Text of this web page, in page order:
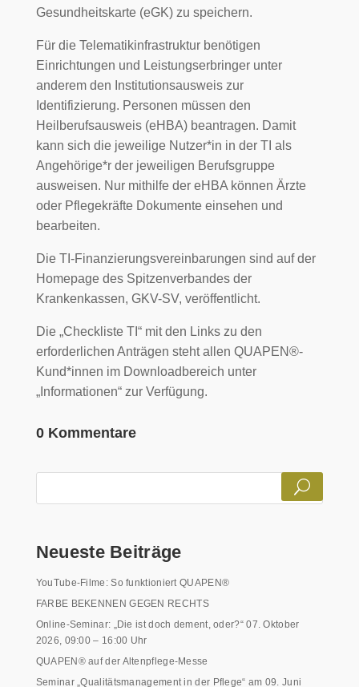
Gesundheitskarte (eGK) zu speichern.
Für die Telematikinfrastruktur benötigen
Einrichtungen und Leistungserbringer unter
anderem den Institutionsausweis zur
Identifizierung. Personen müssen den
Heilberufsausweis (eHBA) beantragen. Damit
kann sich die jeweilige Nutzer*in in der TI als
Angehörige*r der jeweiligen Berufsgruppe
ausweisen. Nur mithilfe der eHBA können Ärzte
oder Pflegekräfte Dokumente einsehen und
bearbeiten.
Die TI-Finanzierungsvereinbarungen sind auf der
Homepage des Spitzenverbandes der
Krankenkassen, GKV-SV, veröffentlicht.
Die „Checkliste TI“ mit den Links zu den
erforderlichen Anträgen steht allen QUAPEN®-
Kund*innen im Downloadbereich unter
„Informationen“ zur Verfügung.
0 Kommentare
Neueste Beiträge
YouTube-Filme: So funktioniert QUAPEN®
FARBE BEKENNEN GEGEN RECHTS
Online-Seminar: „Die ist doch dement, oder?“ 07. Oktober
2026, 09:00 – 16:00 Uhr
QUAPEN® auf der Altenpflege-Messe
Seminar „Qualitätsmanagement in der Pflege“ am 09. Juni